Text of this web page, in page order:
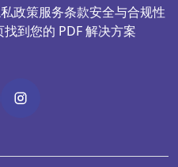
政策服务条款安全与合规性
找到您的 PDF 解决方案